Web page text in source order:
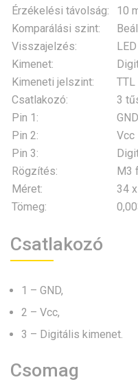
Érzékelési távolság:
10
Komparálási szint:
Visszajelzés:
Kimenet:
Kimeneti jelszint:
Csatlakozó:
3
Pin 1:
GND
Pin 2:
Vcc
Pin 3:
Rögzítés:
M3
Méret:
34
Tömeg:
Csatlakozó
1 – GND,
2 – Vcc,
3 – Digitális kimenet.
Csomag